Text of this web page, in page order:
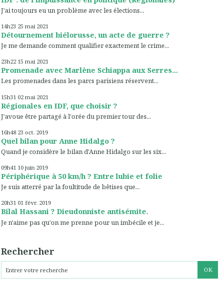
J'ai toujours eu un problème avec les élections...
14h23 25 mai 2021
Détournement biélorusse, un acte de guerre ?
Je me demande comment qualifier exactement le crime...
23h22 15 mai 2021
Promenade avec Marlène Schiappa aux Serres...
Les promenades dans les parcs parisiens réservent...
15h31 02 mai 2021
Régionales en IDF, que choisir ?
J'avoue être partagé à l'orée du premier tour des...
16h48 23 oct. 2019
Quel bilan pour Anne Hidalgo ?
Quand je considère le bilan d'Anne Hidalgo sur les six...
09h41 10 juin 2019
Périphérique à 50 km/h ? Entre lubie et folie
Je suis atterré par la foultitude de bêtises que...
20h31 01 févr. 2019
Bilal Hassani ? Dieudonniste antisémite.
Je n'aime pas qu'on me prenne pour un imbécile et je...
Rechercher